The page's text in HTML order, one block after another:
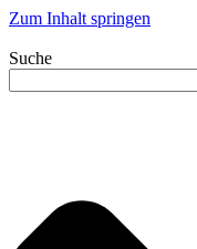
Zum Inhalt springen
Suche